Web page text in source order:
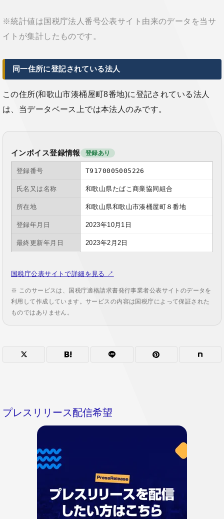
※統計値は国税庁法人番号公表サイト由来のデータを当サ
イトが集計したものです。
同一住所に登記されている法人
この住所(和歌山市湊桶屋町8番地)に登記されている法人
は、当データベース上では本法人のみです。
インボイス登録情報 登録あり
登録番号 T9170005005226
氏名又は名称 和歌山県たばこ商業協同組合
所在地 和歌山県和歌山市湊桶屋町８番地
登録年月日 2023年10月1日
最終更新年月日 2023年2月2日
国税庁公表サイトで詳細を見る ↗
※ このサービスは、国税庁適格請求書発行事業者公表サイトのデータを
利用して作成しています。サービスの内容は国税庁によって保証された
ものではありません。
プレスリリース配信希望